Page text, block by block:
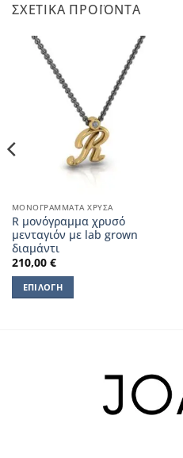
ΣΧΕΤΙΚΆ ΠΡΟΪΌΝΤΑ
ΜΟΝΟΓΡΆΜΜΑΤΑ ΧΡΥΣΆ
R μονόγραμμα χρυσό
μενταγιόν με lab grown
διαμάντι
210,00 €
ΕΠΙΛΟΓΉ